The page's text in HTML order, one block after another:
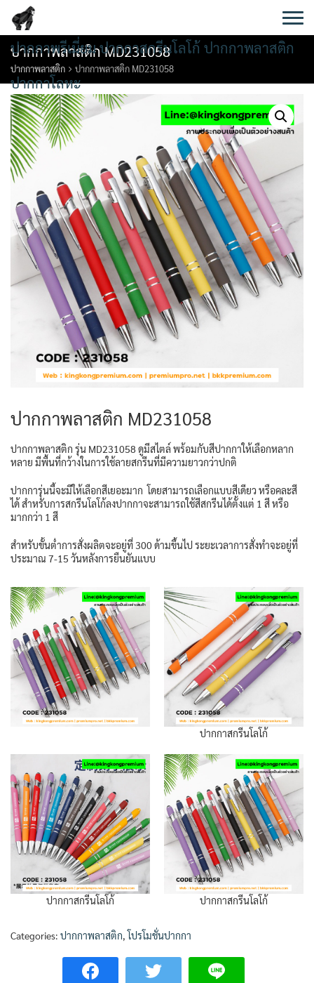
content
ปากกาพรีเมี่ยม ปากกาสกรีนโลโก้ ปากกาพลาสติก
ปากกาโลหะ
ปากกาพลาสติก MD231058
ปากกาพลาสติก ปากกาพลาสติก MD231058
ปากกาพลาสติก MD231058
ปากกาพลาสติก รุ่น MD231058 ดูมีสไตล์ พร้อมกับสีปากกาให้เลือกหลาก
หลาย มีพื้นที่กว้างในการใช้ลายสกรีนที่มีความยาวกว่าปกติ
ปากการุ่นนี้จะมีให้เลือกสีเยอะมาก โดยสามารถเลือกแบบสีเดียว หรือคละสี
ได้ สำหรับการสกรีนโลโก้ลงปากกาจะสามารถใช้สีสกรีนได้ตั้งแต่ 1 สี หรือ
มากกว่า 1 สี
สำหรับขั้นต่ำการสั่งผลิตจะอยู่ที่ 300 ด้ามขึ้นไป ระยะเวลาการสั่งทำจะอยู่ที่
ประมาณ 7-15 วันหลังการยืนยันแบบ
ปากกาสกรีนโลโก้
ปากกาสกรีนโลโก้ ปากกาสกรีนโลโก้
Categories: ปากกาพลาสติก,โปรโมชั่นปากกา